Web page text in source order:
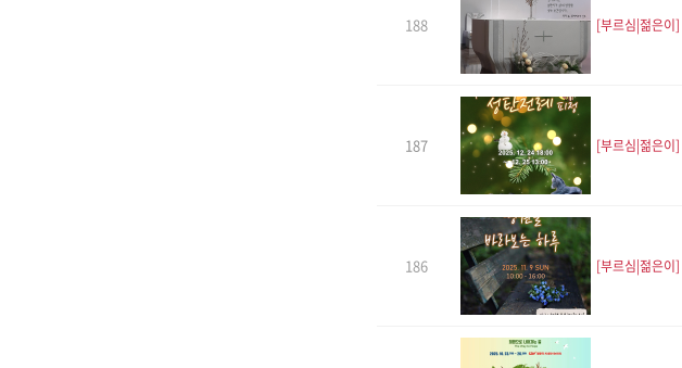
188 [부르심|젊은이]
187 [부르심|젊은이]
186 [부르심|젊은이]